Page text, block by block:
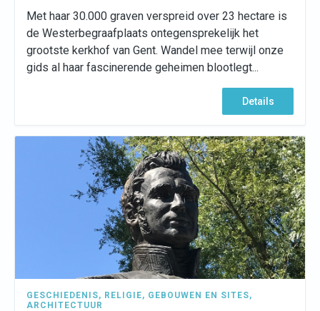
Met haar 30.000 graven verspreid over 23 hectare is
de Westerbegraafplaats ontegensprekelijk het
grootste kerkhof van Gent. Wandel mee terwijl onze
gids al haar fascinerende geheimen blootlegt...
Details
GESCHIEDENIS, RELIGIE, GEBOUWEN EN SITES,
ARCHITECTUUR